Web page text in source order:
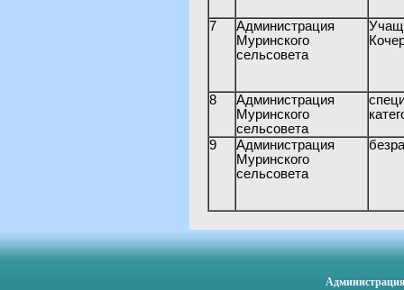
7
Администрация
Муринского
сельсовета
8
Администрация
Муринского
сельсовета
9
Администрация
Муринского
сельсовета